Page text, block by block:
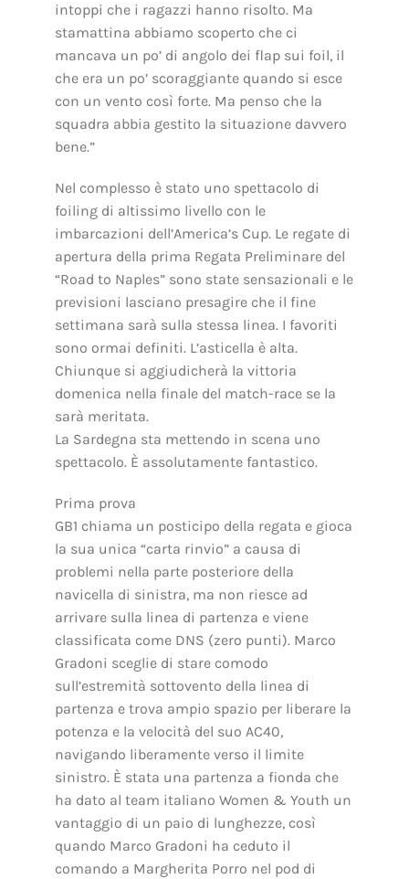
intoppi che i ragazzi hanno risolto. Ma
stamattina abbiamo scoperto che ci
mancava un po’ di angolo dei flap sui foil, il
che era un po’ scoraggiante quando si esce
con un vento così forte. Ma penso che la
squadra abbia gestito la situazione davvero
bene.”
Nel complesso è stato uno spettacolo di
foiling di altissimo livello con le
imbarcazioni dell’America’s Cup. Le regate di
apertura della prima Regata Preliminare del
“Road to Naples” sono state sensazionali e le
previsioni lasciano presagire che il fine
settimana sarà sulla stessa linea. I favoriti
sono ormai definiti. L’asticella è alta.
Chiunque si aggiudicherà la vittoria
domenica nella finale del match-race se la
sarà meritata.
La Sardegna sta mettendo in scena uno
spettacolo. È assolutamente fantastico.
Prima prova
GB1 chiama un posticipo della regata e gioca
la sua unica “carta rinvio” a causa di
problemi nella parte posteriore della
navicella di sinistra, ma non riesce ad
arrivare sulla linea di partenza e viene
classificata come DNS (zero punti). Marco
Gradoni sceglie di stare comodo
sull’estremità sottovento della linea di
partenza e trova ampio spazio per liberare la
potenza e la velocità del suo AC40,
navigando liberamente verso il limite
sinistro. È stata una partenza a fionda che
ha dato al team italiano Women & Youth un
vantaggio di un paio di lunghezze, così
quando Marco Gradoni ha ceduto il
comando a Margherita Porro nel pod di